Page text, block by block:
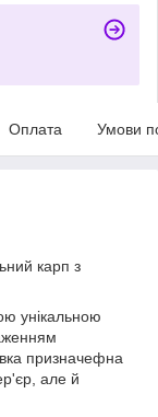
Оплата Умови
карп з
унікальною
призначефна
але й